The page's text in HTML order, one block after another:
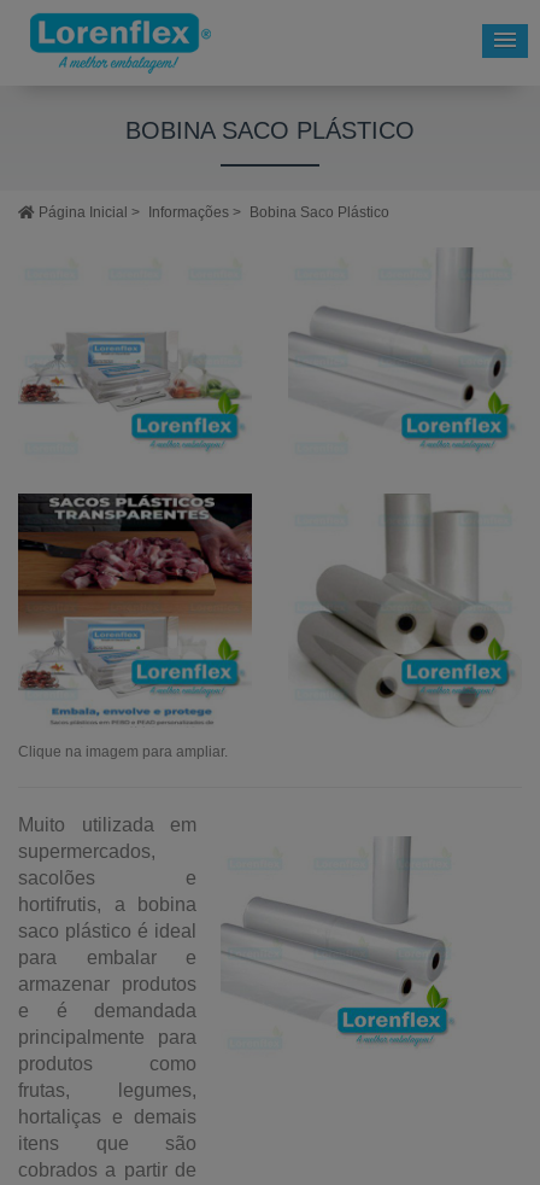
BOBINA SACO PLÁSTICO
Página Inicial > Informações > Bobina Saco Plástico
Clique na imagem para ampliar.
Muito utilizada em
supermercados,
sacolões e
hortifrutis, a bobina
saco plástico é ideal
para embalar e
armazenar produtos
e é demandada
principalmente para
produtos como
frutas, legumes,
hortaliças e demais
itens que são
cobrados a partir de